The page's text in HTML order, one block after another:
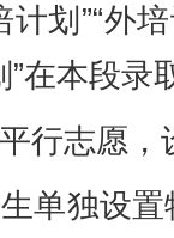
划”“外
”在本段录
志愿，
独设置